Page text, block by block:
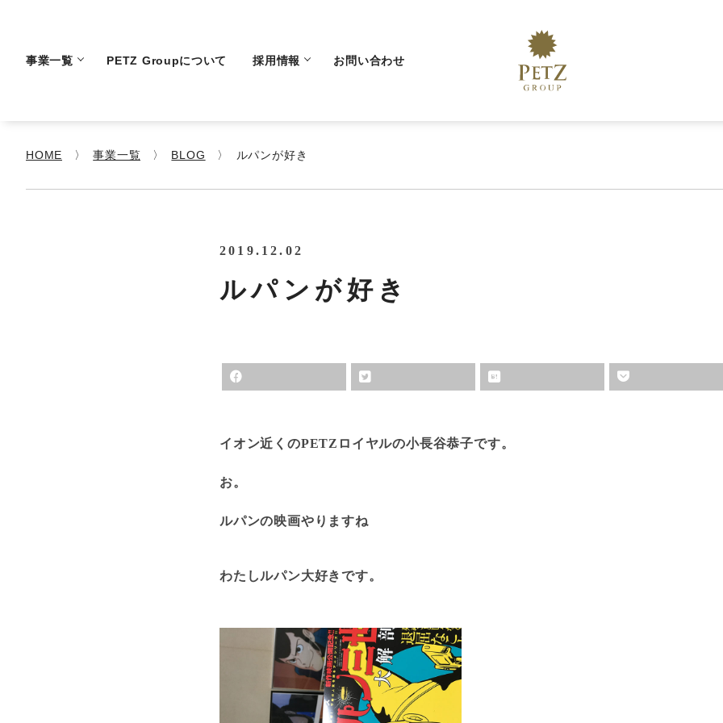
事業一覧 PETZ Groupについて 採用情報 お問い合わせ
HOME 事業一覧 BLOG ルパンが好き
2019.12.02
ルパンが好き
イオン近くのPETZロイヤルの小長谷恭子です。
お。
ルパンの映画やりますね
わたしルパン大好きです。